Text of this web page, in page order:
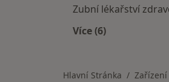
Zubní lékařství
Více (6)
Hlavní Stránka Zařízení